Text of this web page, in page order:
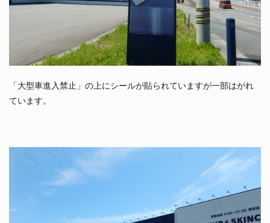
「大型車進入禁止」の上にシールが貼られていますが一部はがれ
ています。